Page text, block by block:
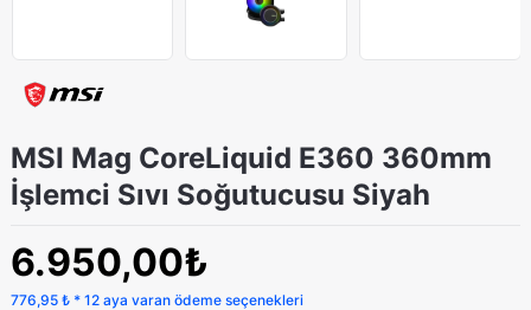
MSI Mag CoreLiquid E360 360mm
İşlemci Sıvı Soğutucusu Siyah
6.950,00₺
776,95 ₺ * 12 aya varan ödeme seçenekleri